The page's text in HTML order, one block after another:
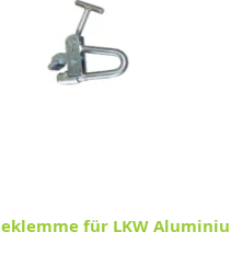
für LKW